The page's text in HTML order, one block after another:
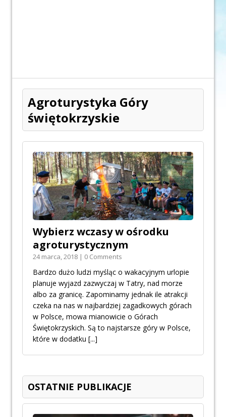
Agroturystyka Góry
świętokrzyskie
Wybierz wczasy w ośrodku
agroturystycznym
24 marca, 2018 | 0 Comments
Bardzo dużo ludzi myśląc o wakacyjnym urlopie
planuje wyjazd zazwyczaj w Tatry, nad morze
albo za granicę. Zapominamy jednak ile atrakcji
czeka na nas w najbardziej zagadkowych górach
w Polsce, mowa mianowicie o Górach
Świętokrzyskich. Są to najstarsze góry w Polsce,
które w dodatku [...]
OSTATNIE PUBLIKACJE